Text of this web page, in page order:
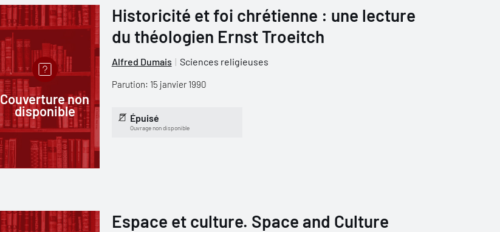
Couverture non
disponible
Historicité et foi chrétienne : une lecture
du théologien Ernst Troeitch
Alfred Dumais Sciences religieuses
Parution: 15 janvier 1990
Épuisé
Ouvrage non disponible
Espace et culture. Space and Culture